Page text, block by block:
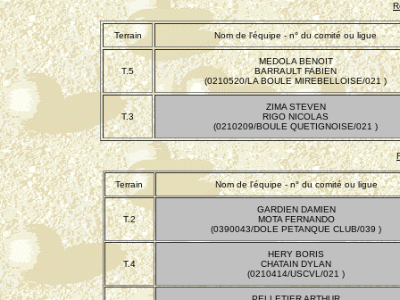
Terrain Nom de l'équipe - n° du comité ou ligue
T.5
MEDOLA BENOIT
BARRAULT FABIEN
(0210520/LA BOULE MIREBELLOISE/021 )
T.3
ZIMA STEVEN
RIGO NICOLAS
(0210209/BOULE QUETIGNOISE/021 )
Terrain Nom de l'équipe - n° du comité ou ligue
T.2
GARDIEN DAMIEN
MOTA FERNANDO
(0390043/DOLE PETANQUE CLUB/039 )
T.4
HERY BORIS
CHATAIN DYLAN
(0210414/USCVL/021 )